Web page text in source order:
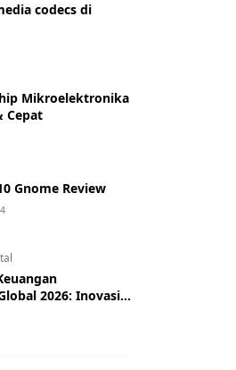
codecs di
Mikroelektronika
Cepat
Gnome Review
4
2026: Inovasi
Indonesia